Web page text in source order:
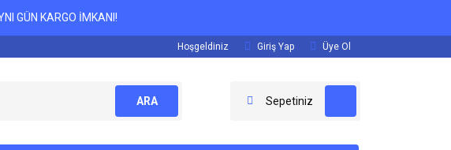
GÜN KARGO İMKANI!
Hoşgeldiniz Giriş Yap Üye Ol
ARA Sepetiniz